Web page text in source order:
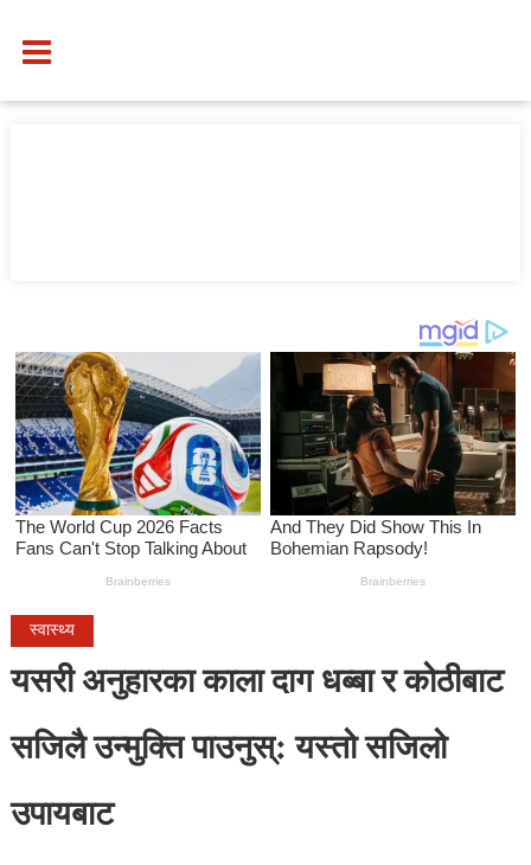
स्वास्थ्य
यसरी अनुहारका काला दाग धब्बा र कोठीबाट
सजिलै उन्मुक्ति पाउनुस्: यस्तो सजिलो
उपायबाट